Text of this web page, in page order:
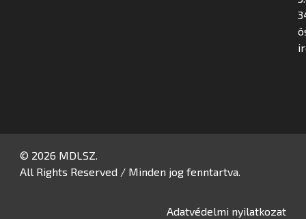
© 2026 MDLSZ.
All Rights Reserved / Minden jog fenntartva.
Adatvédelmi nyilatkozat